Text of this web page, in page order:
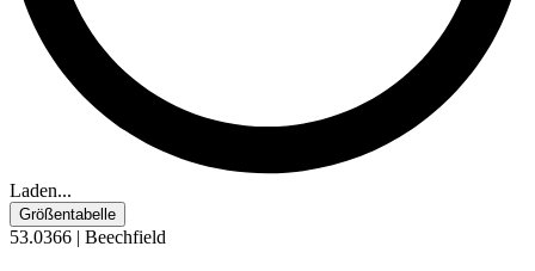
Laden...
Größentabelle
53.0366 | Beechfield